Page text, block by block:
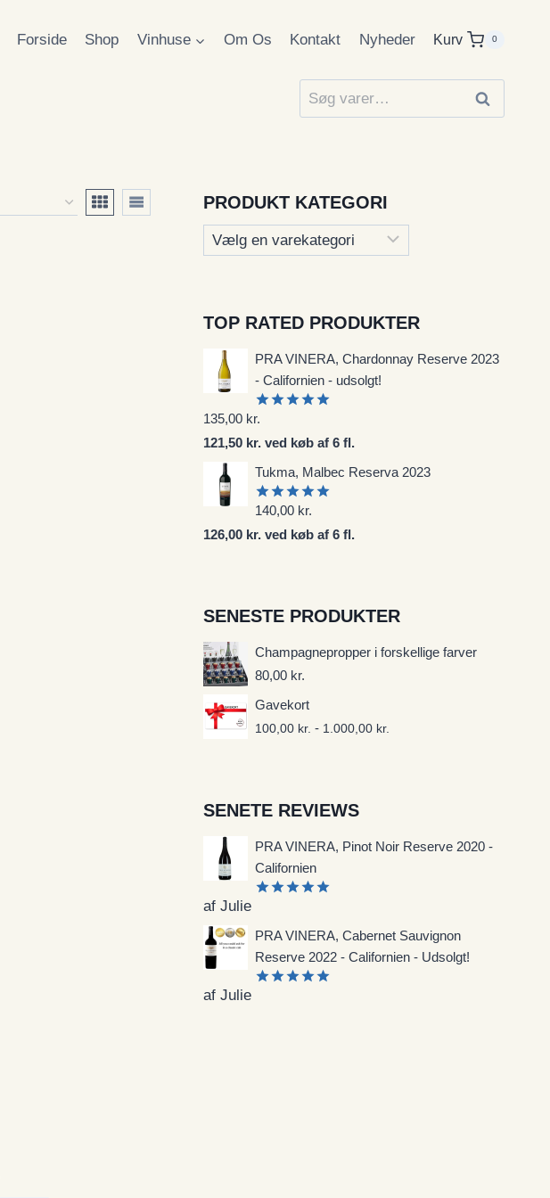
Forside Shop Vinhuse Om Os Kontakt Nyheder Kurv 0
Søg
efter:
Søg
PRODUKT KATEGORI
TOP RATED PRODUKTER
PRA VINERA, Chardonnay Reserve 2023
- Californien - udsolgt!
Vurderet
ud af
5
135,00 kr.
121,50 kr. ved køb af 6 fl.
Tukma, Malbec Reserva 2023
Vurderet
ud af
5
140,00 kr.
126,00 kr. ved køb af 6 fl.
SENESTE PRODUKTER
Champagnepropper i forskellige farver
80,00 kr.
Gavekort
100,00 kr. - 1.000,00 kr.
SENETE REVIEWS
PRA VINERA, Pinot Noir Reserve 2020 -
Californien
af Julie
PRA VINERA, Cabernet Sauvignon
Reserve 2022 - Californien - Udsolgt!
af Julie